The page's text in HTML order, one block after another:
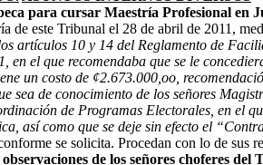
para cursar Maestría Profesional en
de este Tribunal el 28 de abril de 2011,
artículos 10 y 14 del Reglamento de
en el que recomendaba que se le
un costo de ¢2.673.000,oo,
sea de conocimiento de los señores
de Programas Electorales, en el
así como que se deje sin efecto el
se solicita. Procedan con lo de sus
de los señores choferes del